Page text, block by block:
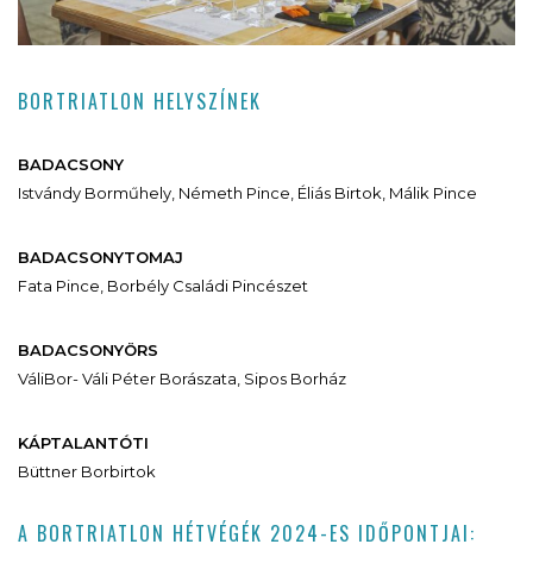
BORTRIATLON HELYSZÍNEK
BADACSONY
Istvándy Borműhely, Németh Pince, Éliás Birtok, Málik Pince
BADACSONYTOMAJ
Fata Pince, Borbély Családi Pincészet
BADACSONYÖRS
VáliBor- Váli Péter Borászata, Sipos Borház
KÁPTALANTÓTI
Büttner Borbirtok
A BORTRIATLON HÉTVÉGÉK 2024-ES IDŐPONTJAI: